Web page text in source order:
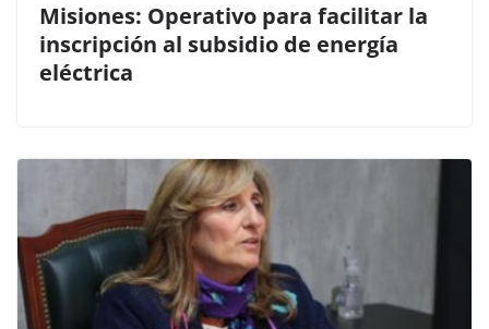
Misiones: Operativo para facilitar la
inscripción al subsidio de energía
eléctrica